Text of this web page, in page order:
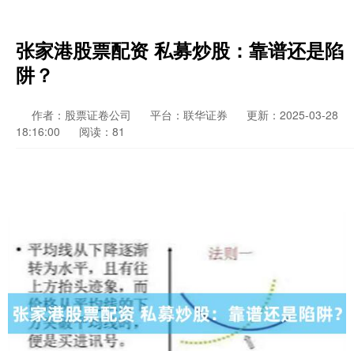
张家港股票配资 私募炒股：靠谱还是陷
阱？
作者：股票证卷公司 平台：联华证券
更新：2025-03-28
18:16:00
阅读：81